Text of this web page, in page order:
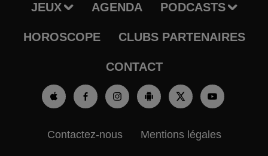
JEUX AGENDA PODCASTS
HOROSCOPE CLUBS PARTENAIRES
CONTACT
Contactez-nous Mentions légales